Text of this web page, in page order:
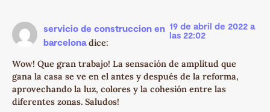
servicio de construccion en
barcelona dice:
19 de abril de 2022 a
las 22:02
Wow! Que gran trabajo! La sensación de amplitud que
gana la casa se ve en el antes y después de la reforma,
aprovechando la luz, colores y la cohesión entre las
diferentes zonas. Saludos!